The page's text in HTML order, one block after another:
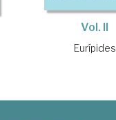
Vol. II
Eurípides